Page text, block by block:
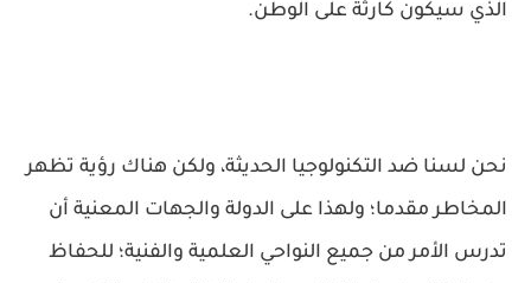
الذي سيكون كارثة على الوطن.
نحن لسنا ضد التكنولوجيا الحديثة، ولكن هناك رؤية تظهر
المخاطر مقدما؛ ولهذا على الدولة والجهات المعنية أن
تدرس الأمر من جميع النواحي العلمية والفنية؛ للحفاظ